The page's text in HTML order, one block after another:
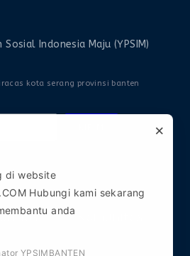
Indonesia Maju (YPSIM)
kota serang provinsi banten
×
di website
Hubungi kami sekarang
anda
YPSIMBANTEN